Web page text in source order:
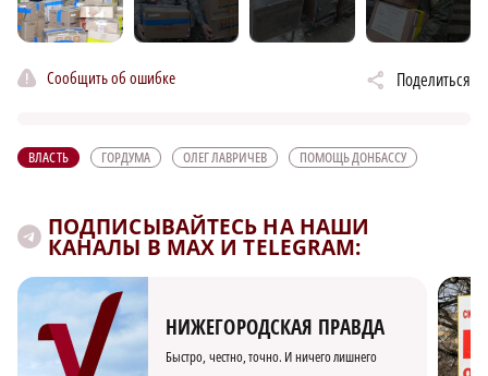
Сообщить об ошибке Поделиться
ВЛАСТЬ ГОРДУМА ОЛЕГ ЛАВРИЧЕВ ПОМОЩЬ ДОНБАССУ
ПОДПИСЫВАЙТЕСЬ НА НАШИ
КАНАЛЫ В MAX И TELEGRAM:
НИЖЕГОРОДСКАЯ ПРАВДА
Быстро, честно, точно. И ничего лишнего